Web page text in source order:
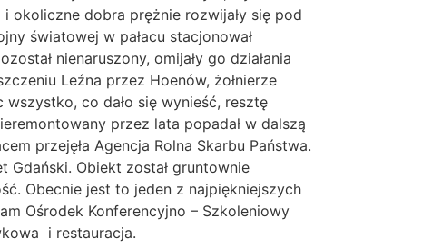
okoliczne dobra prężnie rozwijały się pod
światowej w pałacu stacjonował
nienaruszony, omijały go działania
Leźna przez Hoenów, żołnierze
co dało się wynieść, resztę
przez lata popadał w dalszą
przejęła Agencja Rolna Skarbu Państwa.
Gdański. Obiekt został gruntownie
Obecnie jest to jeden z najpiękniejszych
Ośrodek Konferencyjno – Szkoleniowy
i restauracja.